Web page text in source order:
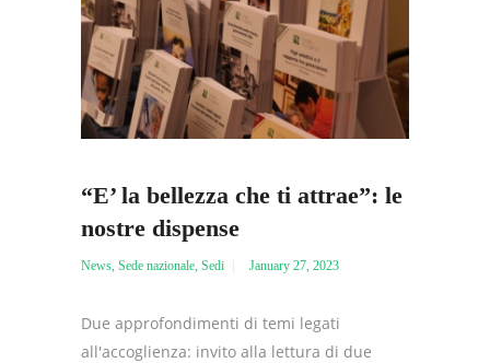
“E’ la bellezza che ti attrae”: le
nostre dispense
News, Sede nazionale, Sedi January 27, 2023
Due approfondimenti di temi legati
all'accoglienza: invito alla lettura di due